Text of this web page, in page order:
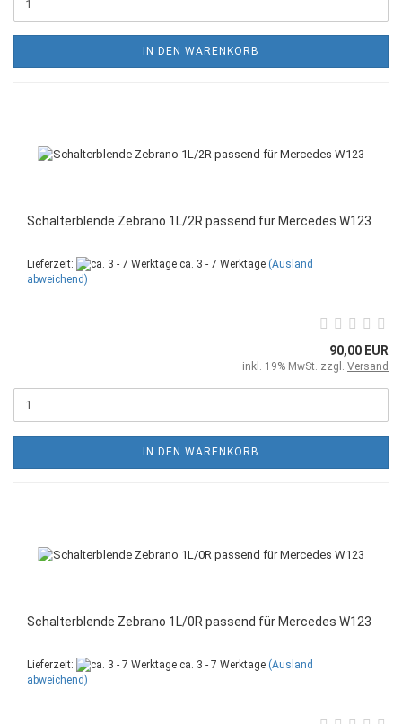
IN DEN WARENKORB
Schalterblende Zebrano 1L/2R passend für Mercedes W123
Lieferzeit: ca. 3 - 7 Werktage (Ausland
abweichend)
90,00 EUR
inkl. 19% MwSt. zzgl. Versand
IN DEN WARENKORB
Schalterblende Zebrano 1L/0R passend für Mercedes W123
Lieferzeit: ca. 3 - 7 Werktage (Ausland
abweichend)